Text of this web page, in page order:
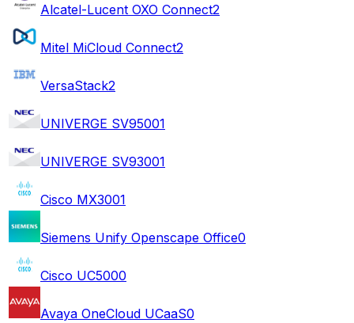
Alcatel-Lucent OXO Connect2
Mitel MiCloud Connect2
VersaStack2
UNIVERGE SV95001
UNIVERGE SV93001
Cisco MX3001
Siemens Unify Openscape Office0
Cisco UC5000
Avaya OneCloud UCaaS0